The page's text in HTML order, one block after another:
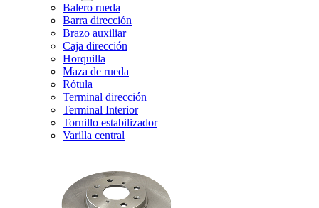
Balero rueda
Barra dirección
Brazo auxiliar
Caja dirección
Horquilla
Maza de rueda
Rótula
Terminal dirección
Terminal Interior
Tornillo estabilizador
Varilla central